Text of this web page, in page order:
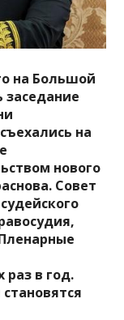
на Большой
заседание
на
нового
Совет
раз в год.